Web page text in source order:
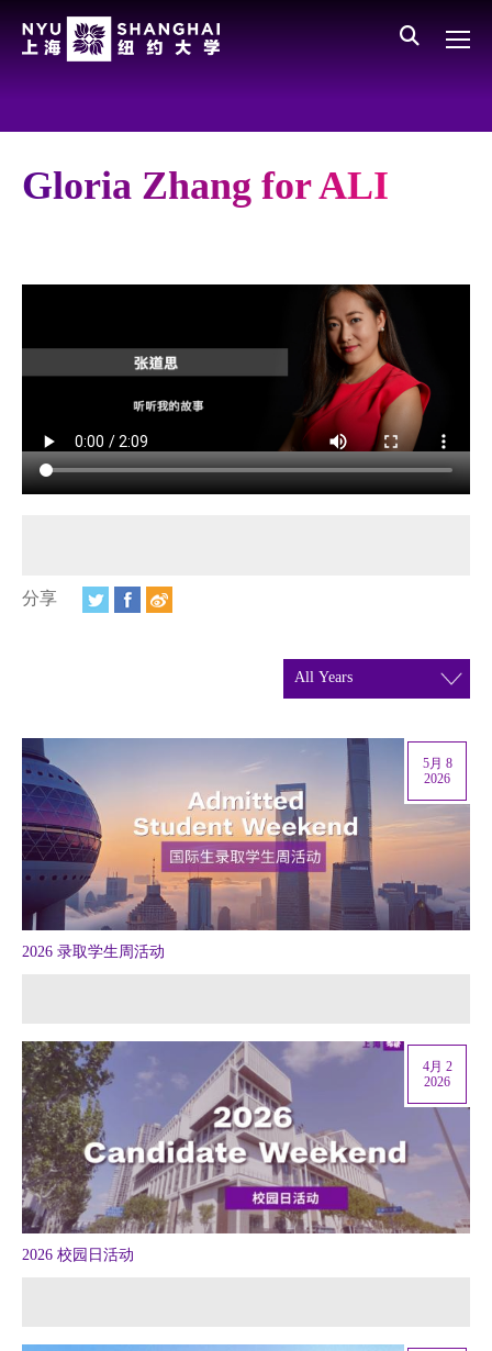
All NYU
学校领导
人物
媒体视点
视频
新闻简报
学生说
校园内外
联系方式
支持我们
Gloria Zhang for ALI
分享
2026 录取学生周活动
5月 8
2026
2026 校园日活动
4月 2
2026